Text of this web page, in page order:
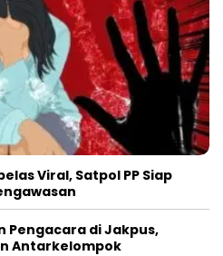
Viral, Satpol PP Siap
Pengacara di Jakpus,
Antarkelompok